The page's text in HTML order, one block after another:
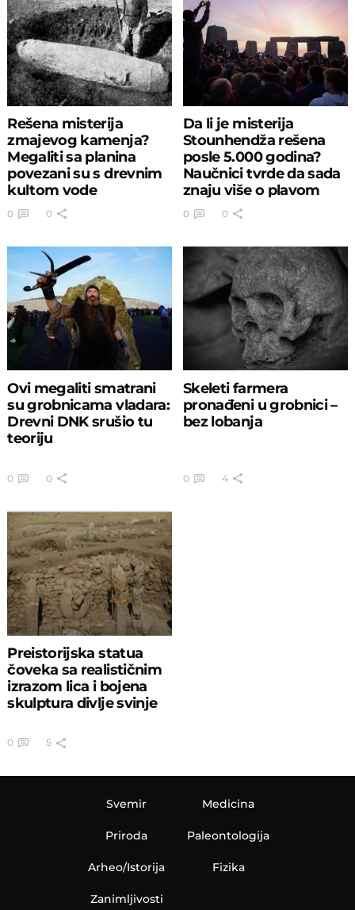
Rešena misterija
zmajevog kamenja?
Megaliti sa planina
povezani su s drevnim
kultom vode
0 0
Da li je misterija
Stounhendža rešena
posle 5.000 godina?
Naučnici tvrde da sada
znaju više o plavom
kamenju
0 0
Ovi megaliti smatrani
su grobnicama vladara:
Drevni DNK srušio tu
teoriju
0 0
Skeleti farmera
pronađeni u grobnici –
bez lobanja
0 4
Preistorijska statua
čoveka sa realističnim
izrazom lica i bojena
skulptura divlje svinje
0 5
Svemir
Priroda
Arheo/Istorija
Medicina
Paleontologija
Fizika
Zanimljivosti